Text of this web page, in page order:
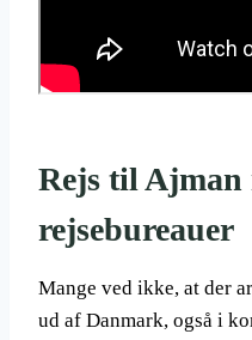
Rejs til Ajman
rejsebureauer
Mange ved ikke, at der
ud af Danmark, også i